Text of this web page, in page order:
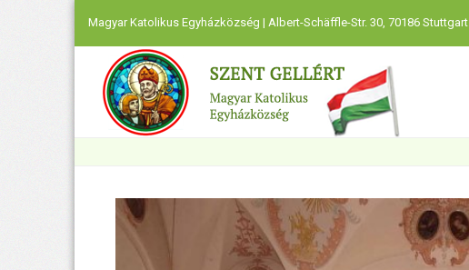
Magyar Katolikus Egyházközség | Albert-Schäffle-Str. 30, 70186 Stuttgart